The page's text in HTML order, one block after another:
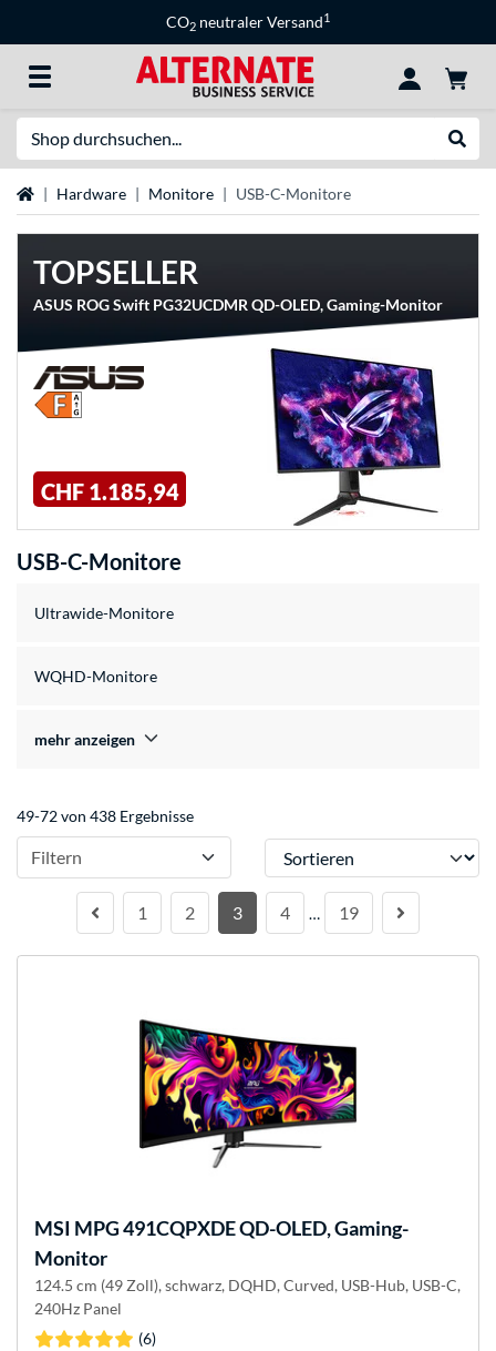
CO2 neutraler Versand1
StartseiteHardware Monitore USB-C-Monitore
TOPSELLER
ASUS ROG Swift PG32UCDMR QD-OLED, Gaming-Monitor
CHF 1.185,94
USB-C-Monitore
Ultrawide-Monitore
WQHD-Monitore
mehr anzeigen
49-72 von 438 Ergebnisse
Filtern Sortieren
1 2 3 4 … 19
MSI MPG 491CQPXDE QD-OLED, Gaming-
Monitor
124.5 cm (49 Zoll), schwarz, DQHD, Curved, USB-Hub, USB-C,
240Hz Panel
(6)